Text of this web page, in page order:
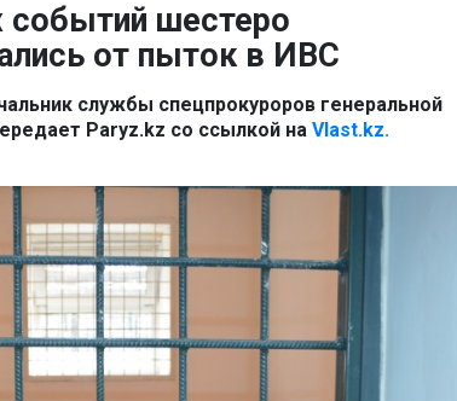
событий шестеро
от пыток в ИВС
службы спецпрокуроров генеральной
Paryz.kz со ссылкой на Vlast.kz.